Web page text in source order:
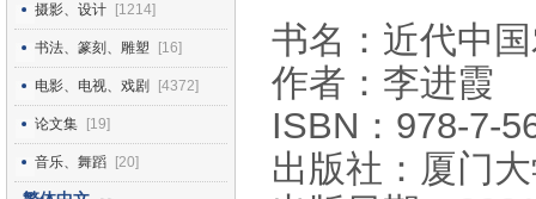
摄影、设计 [1214]
书法、篆刻、雕塑 [16]
电影、电视、戏剧 [4372]
论文集 [19]
音乐、舞蹈 [20]
书名：近代中
作者：李进霞
ISBN：978-7-
出版社：厦门